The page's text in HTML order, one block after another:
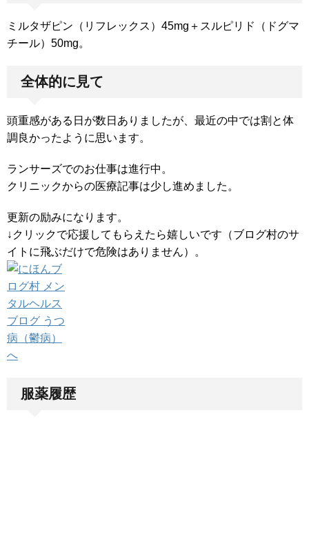
ミルタザピン（リフレックス）45mg＋スルピリド（ドグマ
チール）50mg。
全体的に見て
頭重感がある日が数日ありましたが、最近の中では割と体
調良かったように思います。
ランサーズでのお仕事は進行中。
クリニックからの医療記事は少し進めました。
更新の励みになります。
↓クリックで応援してもらえたら嬉しいです（ブログ村のサ
イトに飛ぶだけで危険はありません）。
服薬履歴